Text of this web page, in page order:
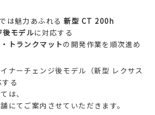
は魅力あふれる 新型 CT 200h
後モデルに対応する
トランクマットの開発作業を順次進め
ナーチェンジ後モデル（新型 レクサス
る
は、
にてご案内させていただきます。